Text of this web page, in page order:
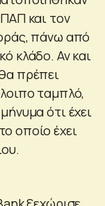
και τον
πάνω από
κλάδο. Αν και
πρέπει
ταμπλό,
ότι έχει
οποίο έχει